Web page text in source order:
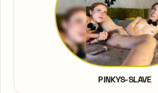
PINKYS-SLAVE